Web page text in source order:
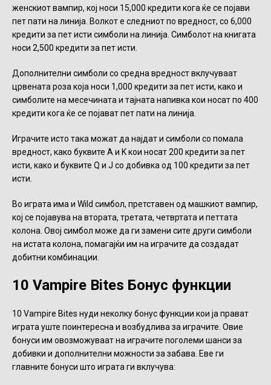
женскиот вампир, кој носи 15,000 кредити кога ќе се појави
пет пати на линија. Волкот е следниот по вредност, со 6,000
кредити за пет исти симболи на линија. Симболот на книгата
носи 2,500 кредити за пет исти.
Дополнителни симболи со средна вредност вклучуваат
црвената роза која носи 1,000 кредити за пет исти, како и
симболите на месечината и тајната напивка кои носат по 400
кредити кога ќе се појават пет пати на линија.
Играчите исто така можат да најдат и симболи со помала
вредност, како буквите A и K кои носат 200 кредити за пет
исти, како и буквите Q и J со добивка од 100 кредити за пет
исти.
Во играта има и Wild симбол, претставен од машкиот вампир,
кој се појавува на втората, третата, четвртата и петтата
колона. Овој симбол може да ги замени сите други симболи
на истата колона, помагајќи им на играчите да создадат
добитни комбинации.
10 Vampire Bites Бонус функции
10 Vampire Bites нуди неколку бонус функции кои ја прават
играта уште поинтересна и возбудлива за играчите. Овие
бонуси им овозможуваат на играчите поголеми шанси за
добивки и дополнителни можности за забава. Еве ги
главните бонуси што играта ги вклучува: